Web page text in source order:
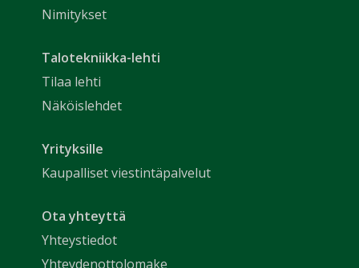
Nimitykset
Talotekniikka-lehti
Tilaa lehti
Näköislehdet
Yrityksille
Kaupalliset viestintäpalvelut
Ota yhteyttä
Yhteystiedot
Yhteydenottolomake